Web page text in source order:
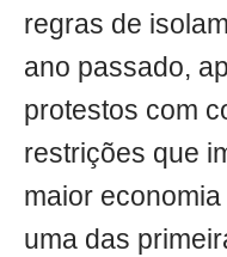
regras de
ano passado,
protestos com
restrições que
maior
uma das